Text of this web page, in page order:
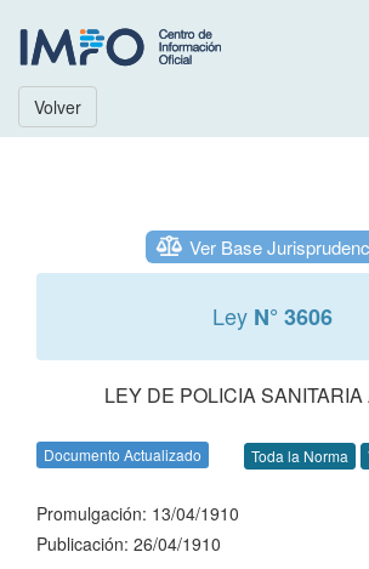
Volver
Ver Base
Ley N° 3606
LEY DE POLICIA
Documento Actualizado Toda la Norma
Promulgación: 13/04/1910
Publicación: 26/04/1910